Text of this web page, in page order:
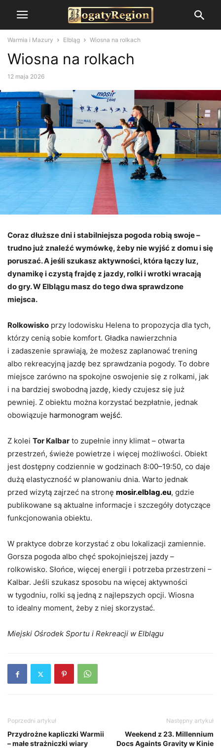
Warmia i Mazury Elbląg Wiosna na rolkach
Wiosna na rolkach
12 maja 2026
Coraz dłuższe dni i stabilniejsza pogoda robią swoje –
trudno już znaleźć wymówkę, żeby nie wyjść z domu i się
poruszać. A jeśli szukasz aktywności, która łączy luz,
dynamikę i czystą frajdę z jazdy, rolki i wrotki wracają
do gry. W Elblągu masz do tego dwa sprawdzone
miejsca.
Rolkowisko przy lodowisku Helena to propozycja dla tych,
którzy cenią sobie komfort. Gładka nawierzchnia
i zadaszenie sprawiają, że możesz zaplanować trening
albo rekreacyjną jazdę bez sprawdzania pogody. To dobre
miejsce zarówno na spokojne oswojenie się z rolkami, jak
i na bardziej swobodną jazdę, kiedy czujesz się już
pewniej. Z obiektu można korzystać bezpłatnie, jednak
obowiązuje harmonogram wejść.
Z kolei Tor Kalbar to zupełnie inny klimat – otwarta
przestrzeń, świeże powietrze i więcej możliwości. Obiekt
jest dostępny codziennie w godzinach 8:00–19:50, co daje
dużą elastyczność w planowaniu dnia. Warto jednak
przed wizytą zajrzeć na stronę mosir.elblag.eu, gdzie
publikowane są aktualne informacje i szczegóły dotyczące
funkcjonowania obiektu.
W praktyce dobrze korzystać z obu lokalizacji zamiennie.
Gorsza pogoda albo chęć spokojniejszej jazdy –
rolkowisko. Słońce, więcej energii i potrzeba przestrzeni –
Kalbar. Jeśli szukasz sposobu na więcej aktywności
w tygodniu, rolki są jedną z najlepszych opcji. Wiosna
to idealny moment, żeby z niej skorzystać.
Miejski Ośrodek Sportu i Rekreacji w Elblągu
Poprzedni artykuł
Przydrożne kapliczki Warmii
– małe strażniczki wiary
Następny artykuł
Weekend z 23. Millennium
Docs Againts Gravity w Kinie